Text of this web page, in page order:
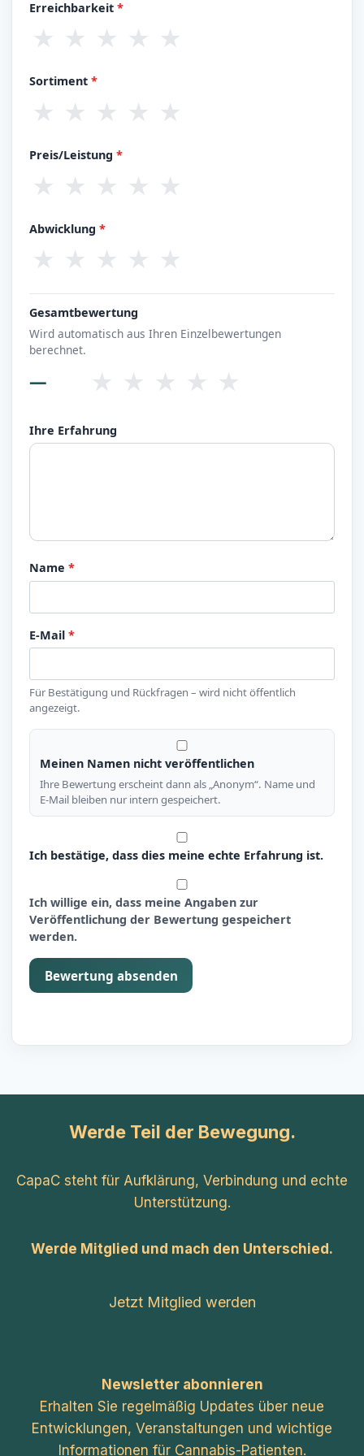
Erreichbarkeit*
★ ★ ★ ★ ★
Sortiment*
★ ★ ★ ★ ★
Preis/Leistung*
★ ★ ★ ★ ★
Abwicklung*
★ ★ ★ ★ ★
Gesamtbewertung
Wird automatisch aus Ihren Einzelbewertungen
berechnet.
— ★ ★ ★ ★ ★
Ihre Erfahrung
Name*
E-Mail*
Für Bestätigung und Rückfragen – wird nicht öffentlich
angezeigt.
Meinen Namen nicht veröffentlichen
Ihre Bewertung erscheint dann als „Anonym“. Name und
E-Mail bleiben nur intern gespeichert.
Ich bestätige, dass dies meine echte Erfahrung ist.
Ich willige ein, dass meine Angaben zur
Veröffentlichung der Bewertung gespeichert
werden.
Bewertung absenden
Werde Teil der Bewegung.
CapaC steht für Aufklärung, Verbindung und echte
Unterstützung.
Werde Mitglied und mach den Unterschied.
Jetzt Mitglied werden
Newsletter abonnieren
Erhalten Sie regelmäßig Updates über neue
Entwicklungen, Veranstaltungen und wichtige
Informationen für Cannabis-Patienten.